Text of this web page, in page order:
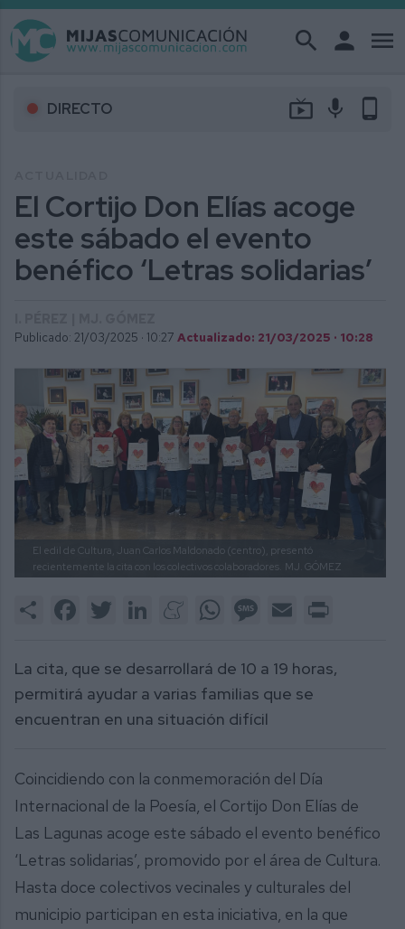
search person menu
DIRECTO live_tv mic phone_android
El Cortijo Don Elías acoge
este sábado el evento
benéfico ‘Letras solidarias’
Publicado: 21/03/2025 · 10:27 Actualizado: 21/03/2025 · 10:28
El edil de Cultura, Juan Carlos Maldonado (centro), presentó
recientemente la cita con los colectivos colaboradores. MJ. GÓMEZ
Share FacebookTwitter LinkedInMeneameWhatsAppMessage
Email
La cita, que se desarrollará de 10 a 19 horas,
permitirá ayudar a varias familias que se
encuentran en una situación difícil
Coincidiendo con la conmemoración del Día
Internacional de la Poesía, el Cortijo Don Elías de
Las Lagunas acoge este sábado el evento benéfico
‘Letras solidarias’, promovido por el área de Cultura.
Hasta doce colectivos vecinales y culturales del
municipio participan en esta iniciativa, en la que